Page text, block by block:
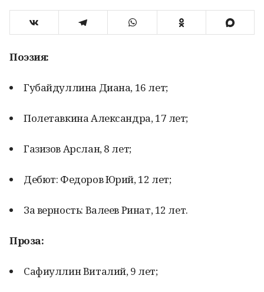
Поэзия:
Губайдуллина Диана, 16 лет;
Полетавкина Александра, 17 лет;
Газизов Арслан, 8 лет;
Дебют: Федоров Юрий, 12 лет;
За верность: Валеев Ринат, 12 лет.
Проза:
Сафиуллин Виталий, 9 лет;